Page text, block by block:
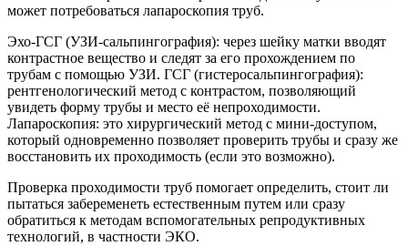
может потребоваться лапароскопия труб.
Эхо-ГСГ (УЗИ-сальпингография): через шейку матки вводят
контрастное вещество и следят за его прохождением по
трубам с помощью УЗИ. ГСГ (гистеросальпингография):
рентгенологический метод с контрастом, позволяющий
увидеть форму трубы и место её непроходимости.
Лапароскопия: это хирургический метод с мини-доступом,
который одновременно позволяет проверить трубы и сразу же
восстановить их проходимость (если это возможно).
Проверка проходимости труб помогает определить, стоит ли
пытаться забеременеть естественным путем или сразу
обратиться к методам вспомогательных репродуктивных
технологий, в частности ЭКО.